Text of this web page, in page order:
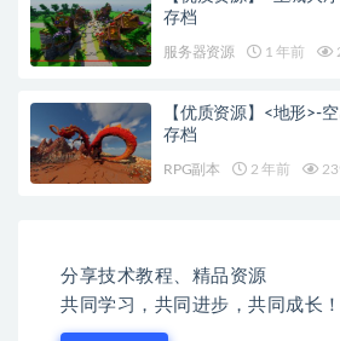
存档
服务器资源 1 年前
【优质资源】<地形>-
存档
RPG副本 2 年前
分享技术教程、精品资源
共同学习，共同进步，共同成长！